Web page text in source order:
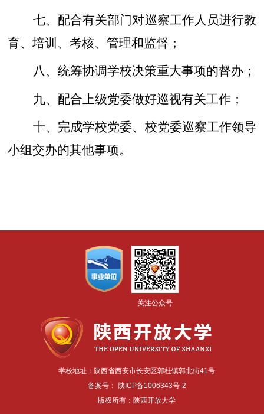
七、配合有关部门对巡察工作人员进行教
育、培训、考核、管理和监督；
八、统筹协调学校决策重大事项的督办；
九、配合上级党委做好巡视有关工作；
十、完成学校党委、校党委巡察工作领导
小组交办的其他事项。
关注公众号
学校地址：陕西省西安市长安区郭杜镇郭北街41号
备案号： 陕ICP备1006343号-2
版权所有：陕西开放大学